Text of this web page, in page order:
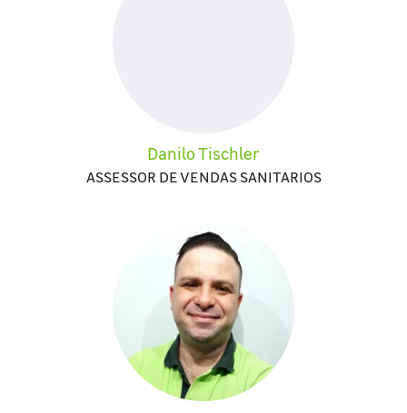
Danilo Tischler
ASSESSOR DE VENDAS SANITARIOS